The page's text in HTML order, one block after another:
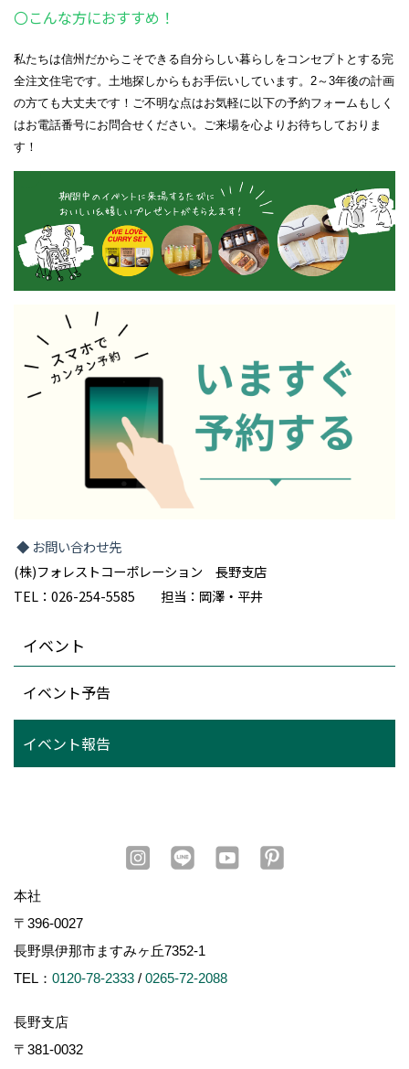
〇こんな方におすすめ！
私たちは信州だからこそできる自分らしい暮らしをコンセプトとする完
全注文住宅です。土地探しからもお手伝いしています。2～3年後の計画
の方ても大丈夫です！ご不明な点はお気軽に以下の予約フォームもしく
はお電話番号にお問合せください。ご来場を心よりお待ちしておりま
す！
◆ お問い合わせ先
(株)フォレストコーポレーション 長野支店
TEL：026-254-5585 担当：岡澤・平井
イベント
イベント予告
イベント報告
本社
〒396-0027
長野県伊那市ますみヶ丘7352-1
TEL： 0120-78-2333 / 0265-72-2088
長野支店
〒381-0032